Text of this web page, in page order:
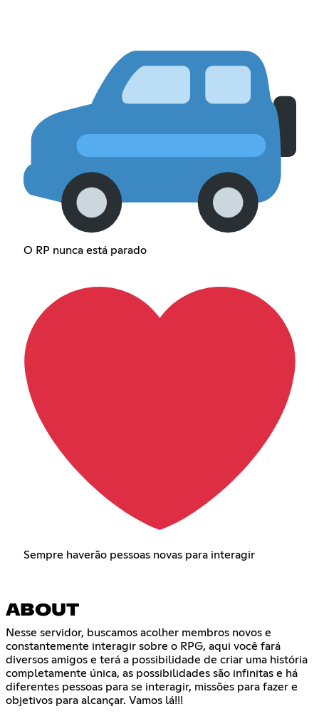
O RP nunca está parado
Sempre haverão pessoas novas para interagir
ABOUT
Nesse servidor, buscamos acolher membros novos e
constantemente interagir sobre o RPG, aqui você fará
diversos amigos e terá a possibilidade de criar uma história
completamente única, as possibilidades são infinitas e há
diferentes pessoas para se interagir, missões para fazer e
objetivos para alcançar. Vamos lá!!!